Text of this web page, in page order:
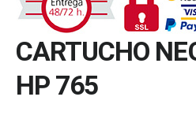
CARTUCHO
HP 765